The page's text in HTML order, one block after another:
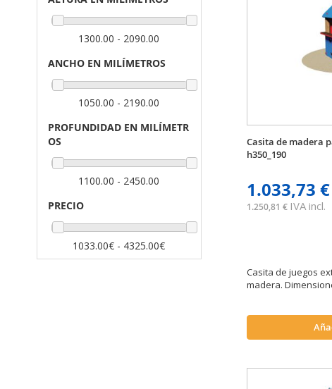
Casita de madera
h350_190
1.033,73 €
1.250,81 € IVA incl.
Casita de juegos
madera.
1300.00 - 2090.00
ANCHO EN MILÍMETROS
1050.00 - 2190.00
PROFUNDIDAD EN MILÍMETR
OS
1100.00 - 2450.00
PRECIO
1033.00€ - 4325.00€